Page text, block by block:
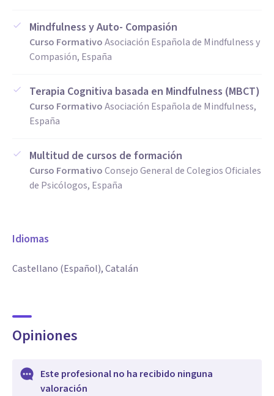
Mindfulness y Auto- Compasión
Curso FormativoAsociación Española de Mindfulness y
Compasión, España
Terapia Cognitiva basada en Mindfulness (MBCT)
Curso FormativoAsociación Española de Mindfulness,
España
Multitud de cursos de formación
Curso FormativoConsejo General de Colegios Oficiales
de Psicólogos, España
Idiomas
Castellano (Español), Catalán
Opiniones
Este profesional no ha recibido ninguna
valoración